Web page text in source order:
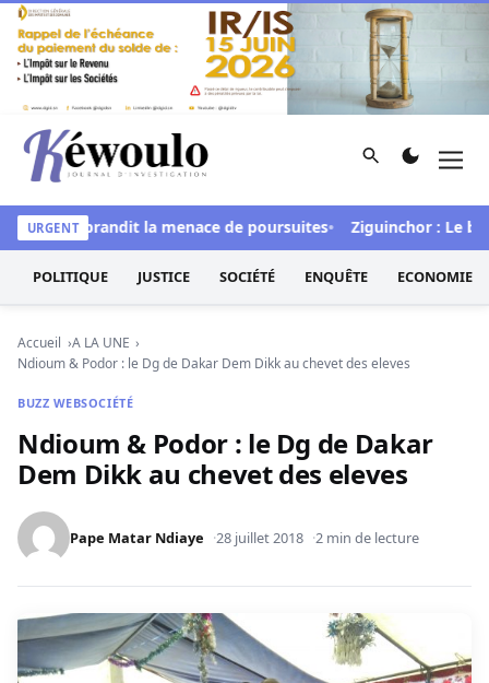
Aller au contenu
Kéwoulo, le premier site d'information et d'investigation
Rechercher
URGENT
» et brandit la menace de poursuites Ziguinchor : Le bétail
POLITIQUE JUSTICE SOCIÉTÉ ENQUÊTE ECONOMIE
Accueil
A LA UNE
Ndioum & Podor : le Dg de Dakar Dem Dikk au chevet des eleves
BUZZ WEBSOCIÉTÉ
Ndioum & Podor : le Dg de Dakar
Dem Dikk au chevet des eleves
Pape Matar Ndiaye 28 juillet 2018 2 min de lecture